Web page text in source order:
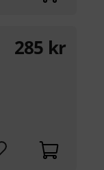
285 kr